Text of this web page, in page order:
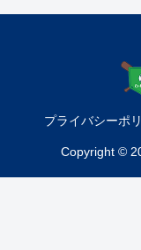
プライバシーポ
Copyright ©